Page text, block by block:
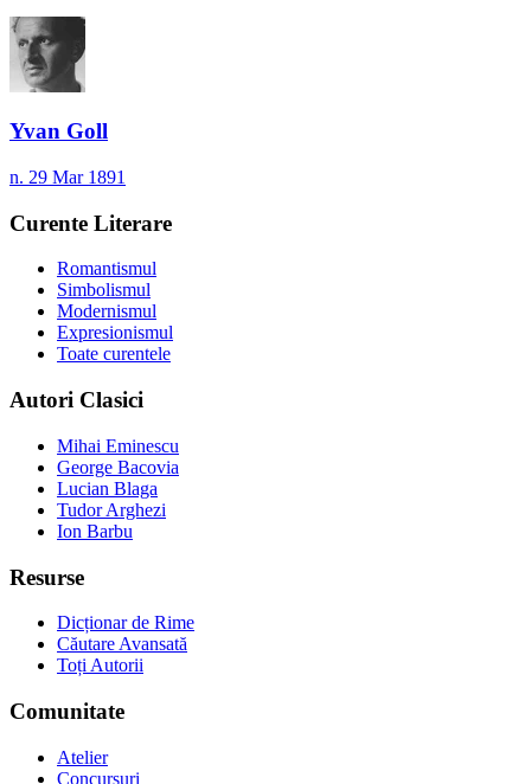
Yvan Goll
n. 29 Mar 1891
Curente Literare
Romantismul
Simbolismul
Modernismul
Expresionismul
Toate curentele
Autori Clasici
Mihai Eminescu
George Bacovia
Lucian Blaga
Tudor Arghezi
Ion Barbu
Resurse
Dicționar de Rime
Căutare Avansată
Toți Autorii
Comunitate
Atelier
Concursuri